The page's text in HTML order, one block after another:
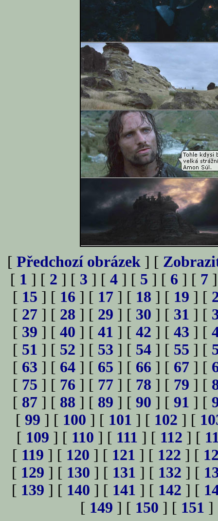
[ Předchozí obrázek ] [
[ 1 ] [ 2 ] [ 3 ] [ 4 ] [ 5 ] [ 6 ] [ 7
[ 15 ] [ 16 ] [ 17 ] [ 18 ] [ 19 ] [
[ 27 ] [ 28 ] [ 29 ] [ 30 ] [ 31 ] [
[ 39 ] [ 40 ] [ 41 ] [ 42 ] [ 43 ] [
[ 51 ] [ 52 ] [ 53 ] [ 54 ] [ 55 ] [
[ 63 ] [ 64 ] [ 65 ] [ 66 ] [ 67 ] [
[ 75 ] [ 76 ] [ 77 ] [ 78 ] [ 79 ] [
[ 87 ] [ 88 ] [ 89 ] [ 90 ] [ 91 ] [
[ 99 ] [ 100 ] [ 101 ] [ 102 ] [
[ 109 ] [ 110 ] [ 111 ] [ 112 ] [
[ 119 ] [ 120 ] [ 121 ] [ 122 ] [
[ 129 ] [ 130 ] [ 131 ] [ 132 ] [
[ 139 ] [ 140 ] [ 141 ] [ 142 ] [
[ 149 ] [ 150 ] [ 151 ]